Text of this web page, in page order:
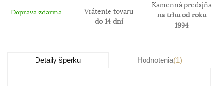
Doprava zdarma
Vrátenie tovaru
do 14 dní
Kamenná predajňa
na trhu od roku
1994
Detaily šperku Hodnotenia(1)